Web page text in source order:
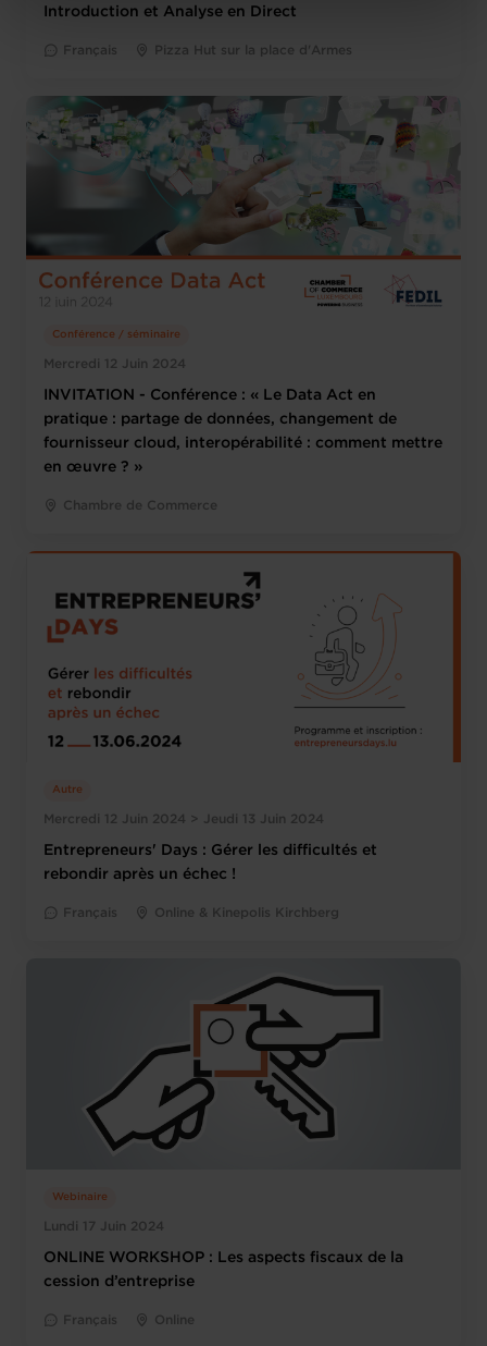
Introduction et Analyse en Direct
Français Pizza Hut sur la place d'Armes
Mercredi 12 Juin 2024
Conférence / séminaire
INVITATION - Conférence : « Le Data Act en
pratique : partage de données, changement de
fournisseur cloud, interopérabilité : comment mettre
en œuvre ? »
Chambre de Commerce
Mercredi 12 Juin 2024 > Jeudi 13 Juin 2024
Autre
Entrepreneurs' Days : Gérer les difficultés et
rebondir après un échec !
Français Online & Kinepolis Kirchberg
Lundi 17 Juin 2024
Webinaire
ONLINE WORKSHOP : Les aspects fiscaux de la
cession d’entreprise
Français Online